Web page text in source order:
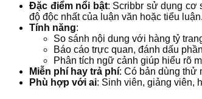
Đặc điểm nổi bật: Scribbr sử dụng cơ
độ độc nhất của luận văn hoặc tiểu luận.
Tính năng:
So sánh nội dung với hàng tỷ
Báo cáo trực quan, đánh dấu
Phân tích ngữ cảnh giúp hiểu rõ
Miễn phí hay trả phí: Có bản dùng thử
Phù hợp với ai: Sinh viên, giảng viên,